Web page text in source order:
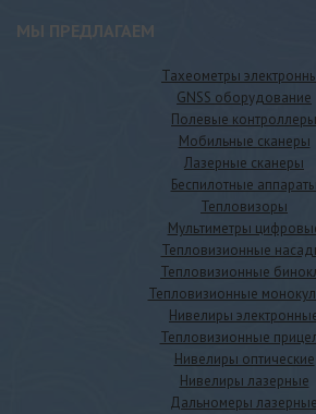
МЫ ПРЕДЛАГАЕМ
Тахеометры
GNSS оборудование
Полевые контроллеры
Мобильные сканеры
Лазерные сканеры
Беспилотные аппараты
Тепловизоры
Мультиметры
Тепловизионные
Тепловизионные
Тепловизионные
Нивелиры
Тепловизионные
Нивелиры оптические
Нивелиры лазерные
Дальномеры лазерные